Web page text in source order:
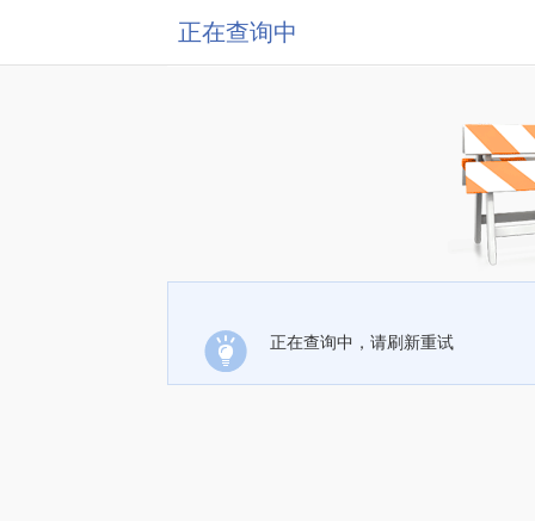
正在查询中
正在查询中，请刷新重试